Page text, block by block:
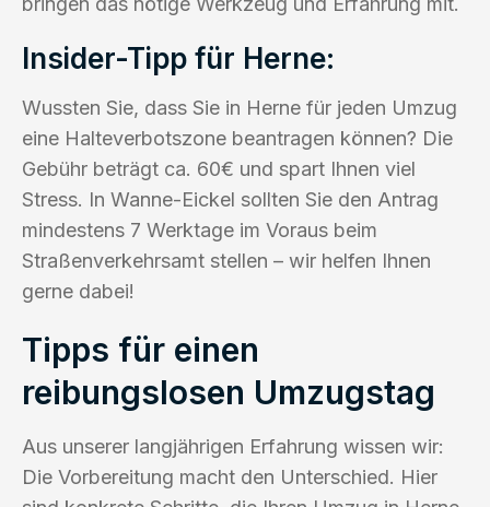
Insider-Tipp für Herne:
Wussten Sie, dass Sie in Herne für jeden Umzug
eine Halteverbotszone beantragen können? Die
Gebühr beträgt ca. 60€ und spart Ihnen viel
Stress. In Wanne-Eickel sollten Sie den Antrag
mindestens 7 Werktage im Voraus beim
Straßenverkehrsamt stellen – wir helfen Ihnen
gerne dabei!
Tipps für einen
reibungslosen Umzugstag
Aus unserer langjährigen Erfahrung wissen wir:
Die Vorbereitung macht den Unterschied. Hier